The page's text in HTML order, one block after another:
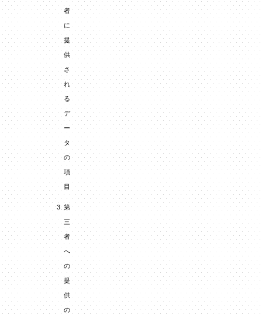
者
に
提
供
さ
れ
る
デ
ー
タ
の
項
目
第
三
者
へ
の
提
供
の